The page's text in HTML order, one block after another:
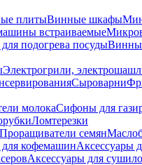
плитыВинные шкафы
встраиваемые
подогрева посуды
Электрогрили,
Сыроварни
молокаСифоны для
Ломтерезки
Проращиватели семян
для кофемашинАксессуары
Аксессуары для